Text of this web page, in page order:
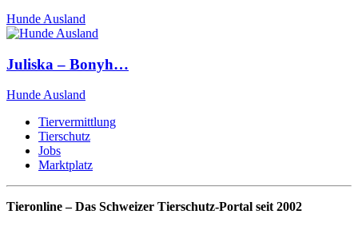
Hunde Ausland
Juliska – Bonyh…
Hunde Ausland
Tiervermittlung
Tierschutz
Jobs
Marktplatz
Tieronline – Das Schweizer Tierschutz-Portal seit 2002